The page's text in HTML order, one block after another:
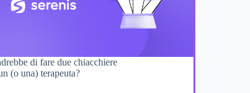
di fare due chiacchiere
(o una) terapeuta?